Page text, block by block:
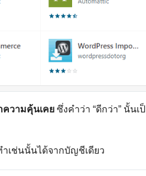
ความคุ้นเคย ซึ่งคำว่า “ดีกว่า” นั้นเ
เช่นนั้นได้จากบัญชีเดียว